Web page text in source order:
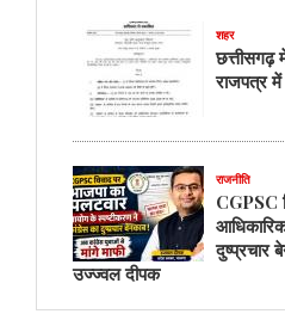
शहर
छत्तीसगढ़
राजपत्र
राजनीति
CGPSC
दुष्प्रचार
उज्ज्वल दीपक